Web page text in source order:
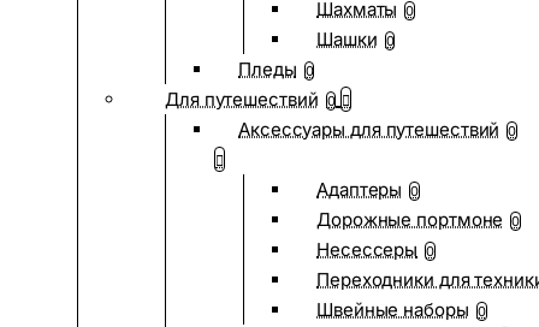
Шахматы 0
Шашки 0
Пледы 0
Для путешествий 0
Аксессуары для путешествий 0
Адаптеры 0
Дорожные портмоне 0
Несессеры 0
Переходники для
Швейные наборы 0